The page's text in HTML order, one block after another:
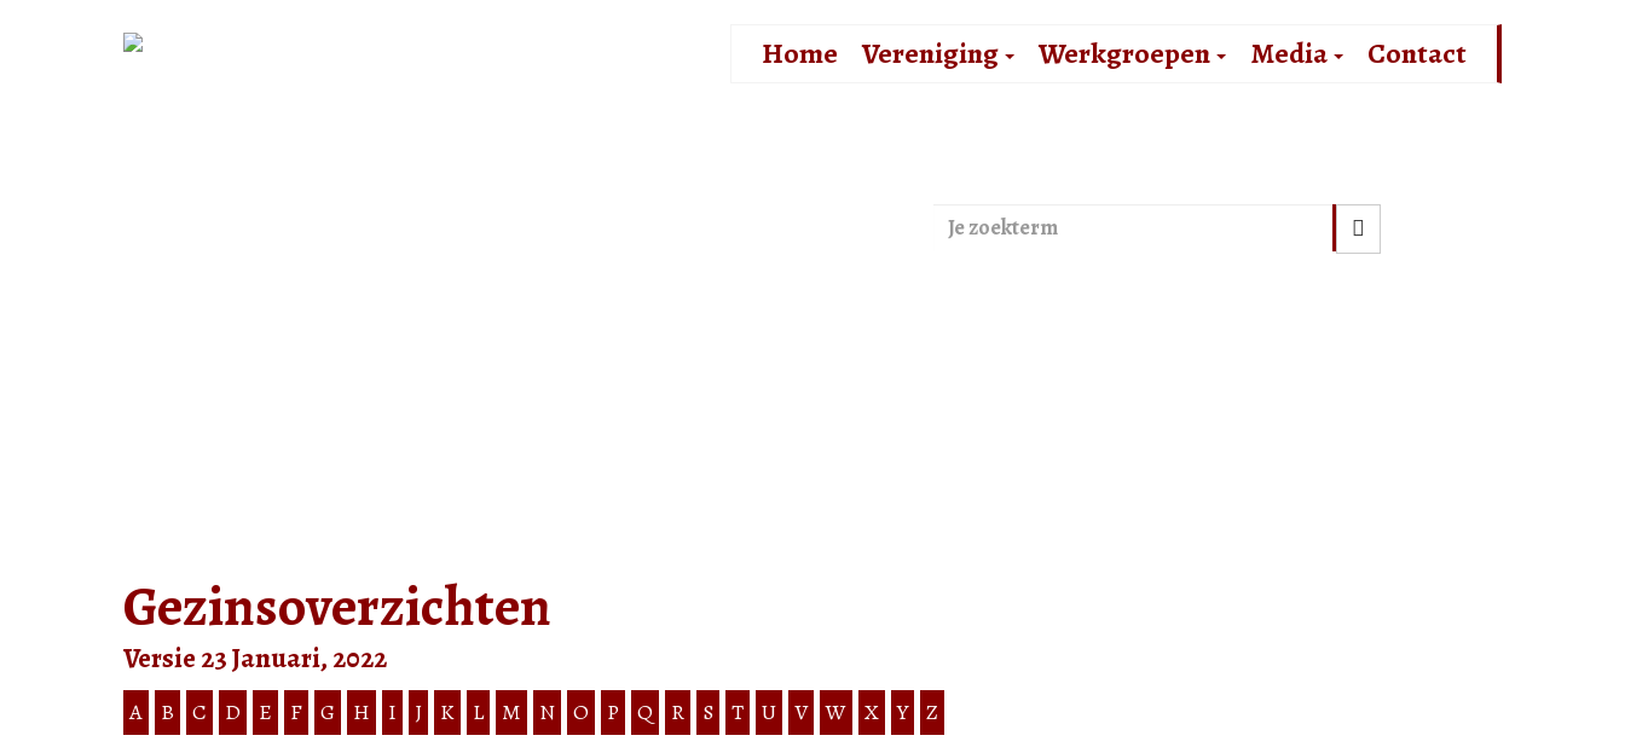
Home Vereniging Werkgroepen Media Contact
Gezinsoverzichten
Versie 23 Januari, 2022
A B C D E F G H I J K L M N O P Q R S T U V W X Y Z